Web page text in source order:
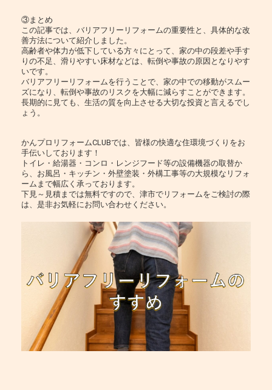
③まとめ
この記事では、バリアフリーリフォームの重要性と、具体的な改
善方法について紹介しました。
高齢者や体力が低下している方々にとって、家の中の段差や手す
りの不足、滑りやすい床材などは、転倒や事故の原因となりやす
いです。
バリアフリーリフォームを行うことで、家の中での移動がスムー
ズになり、転倒や事故のリスクを大幅に減らすことができます。
長期的に見ても、生活の質を向上させる大切な投資と言えるでし
ょう。
かんプロリフォームCLUBでは、皆様の快適な住環境づくりをお
手伝いしております！
トイレ・給湯器・コンロ・レンジフード等の設備機器の取替か
ら、お風呂・キッチン・外壁塗装・外構工事等の大規模なリフォ
ームまで幅広く承っております。
下見～見積までは無料ですので、津市でリフォームをご検討の際
は、是非お気軽にお問い合わせください。